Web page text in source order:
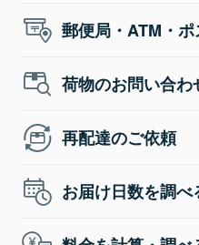
郵便局・ATM・
荷物のお問い合わ
再配達のご依頼
お届け日数を調べ